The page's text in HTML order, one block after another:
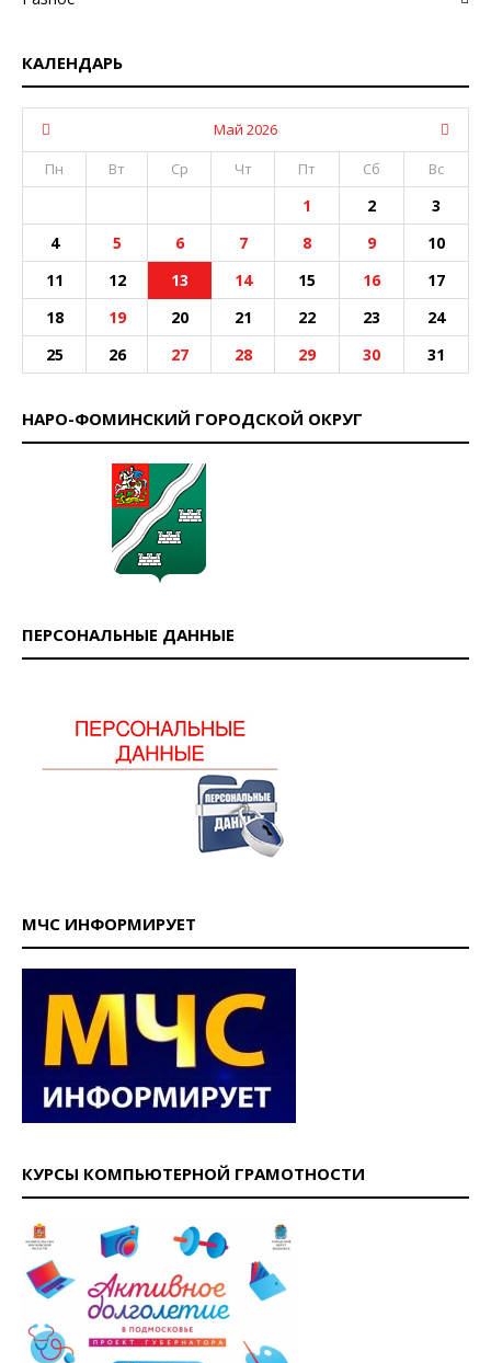
КАЛЕНДАРЬ
Май 2026
Пн
Вт Ср Чт Пт Сб Вс
1 2
3
4
5 6 7 8 9
10
11
12 13 14 15 16
17
18
19 20 21 22 23
24
25
26 27 28 29 30 31
НАРО-ФОМИНСКИЙ ГОРОДСКОЙ ОКРУГ
ПЕРСОНАЛЬНЫЕ ДАННЫЕ
МЧС ИНФОРМИРУЕТ
КУРСЫ КОМПЬЮТЕРНОЙ ГРАМОТНОСТИ